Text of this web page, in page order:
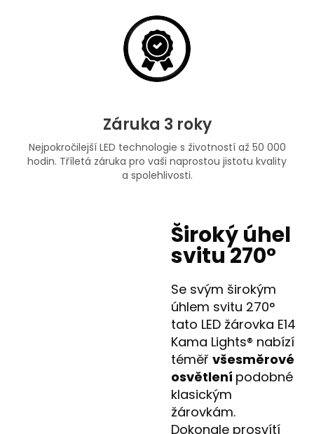
Záruka 3 roky
Nejpokročilejší LED technologie s životností až 50 000
hodin. Tříletá záruka pro vaši naprostou jistotu kvality
a spolehlivosti.
Široký úhel
svitu 270°
Se svým širokým
úhlem svitu 270°
tato LED žárovka E14
Kama Lights® nabízí
téměř všesměrové
osvětlení podobné
klasickým
žárovkám.
Dokonale prosvítí